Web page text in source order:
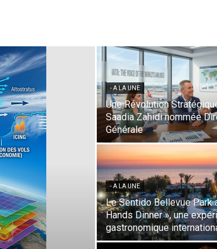
- A LA UNE
Profitez de vos vacances
l’esprit léger en recevant
proches à l’étranger avec
- A LA UNE
L’Aéroport d’Istanbul
Records historiques de
fluidité face aux défis de